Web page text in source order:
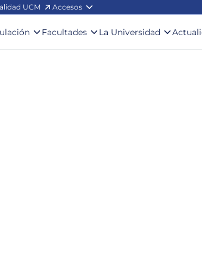
UCM Accesos
Facultades La Universidad